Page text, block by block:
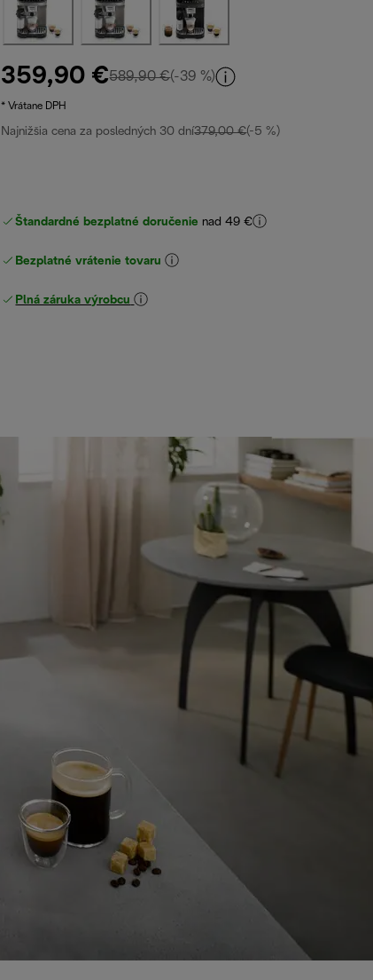
359,90 €589,90 €pôvodná cena 589,90 €
(-39 %)
* Vrátane DPH
Najnižšia cena za posledných 30 dní379,00 €(-5 %)
Štandardné bezplatné doručenie nad 49 €
Bezplatné vrátenie tovaru
Plná záruka výrobcu